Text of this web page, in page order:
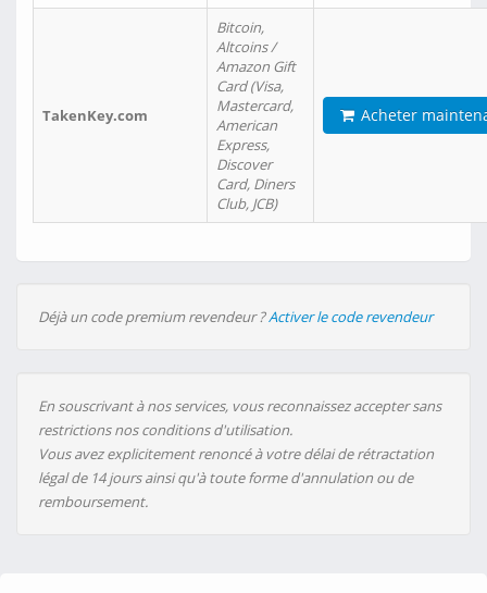
TakenKey.com
Bitcoin,
Altcoins /
Amazon Gift
Card (Visa,
Mastercard,
American
Express,
Discover
Card, Diners
Club, JCB)
Acheter
Déjà un code premium revendeur ?Activer le code revendeur
En souscrivant à nos services, vous reconnaissez accepter sans
restrictions nos conditions d'utilisation.
Vous avez explicitement renoncé à votre délai de rétractation
légal de 14 jours ainsi qu'à toute forme d'annulation ou de
remboursement.